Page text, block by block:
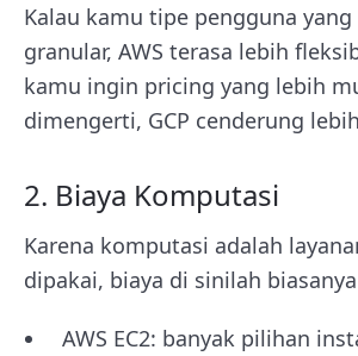
Kalau kamu tipe pengguna
granular, AWS terasa lebih
kamu ingin pricing yang lebih
dimengerti, GCP cenderung
2. Biaya Komputasi
Karena komputasi adalah
dipakai, biaya di sinilah
AWS EC2: banyak pilihan